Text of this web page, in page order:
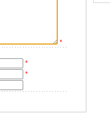
*
*
*